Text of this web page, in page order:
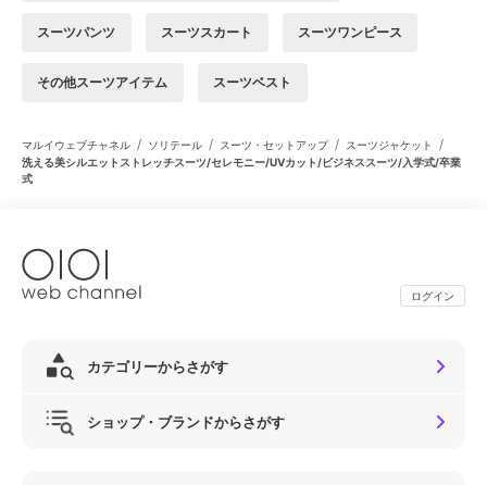
スーツパンツ スーツスカート スーツワンピース
その他スーツアイテム スーツベスト
マルイウェブチャネル / ソリテール / スーツ・セットアップ/ スーツジャケット /
洗える美シルエットストレッチスーツ/セレモニー/UVカット/ビジネススーツ/入学式/卒業
式
ログイン
カテゴリーからさがす
ショップ・ブランドからさがす